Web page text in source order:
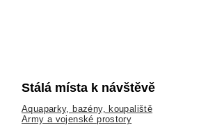
Stálá místa k návštěvě
Aquaparky, bazény, koupaliště
Army a vojenské prostory